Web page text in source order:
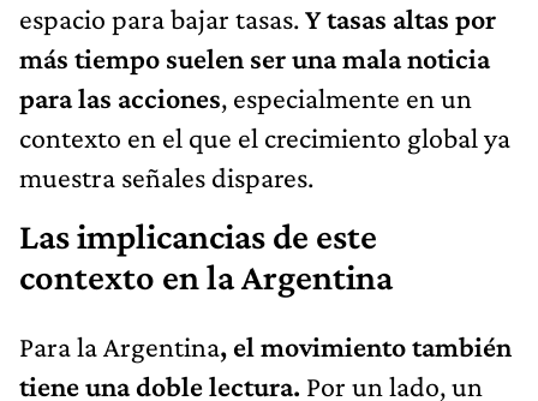
espacio para bajar tasas.Y tasas altas por
más tiempo suelen ser una mala noticia
para las acciones, especialmente en un
contexto en el que el crecimiento global ya
muestra señales dispares.
Las implicancias de este
contexto en la Argentina
Para la Argentina, el movimiento también
tiene una doble lectura. Por un lado, un